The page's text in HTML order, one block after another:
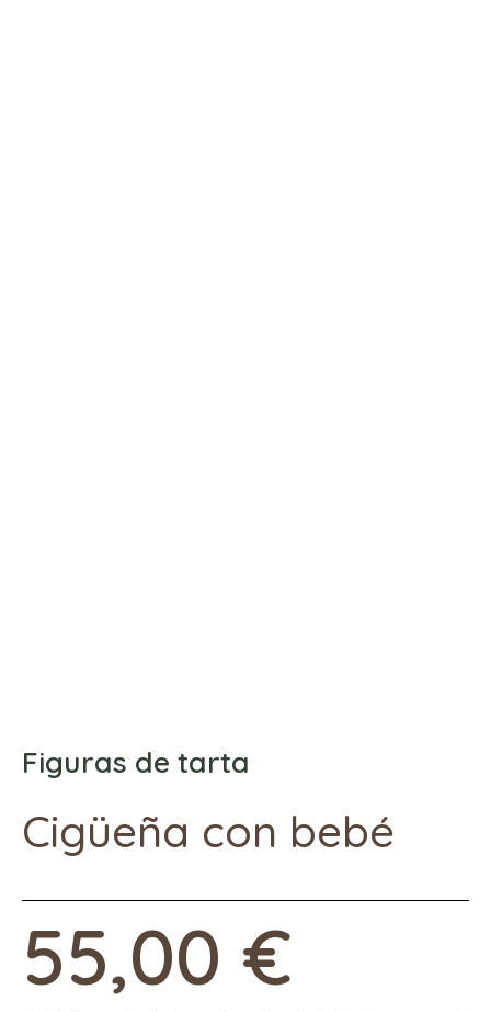
Figuras de tarta
Cigüeña con bebé
55,00 €